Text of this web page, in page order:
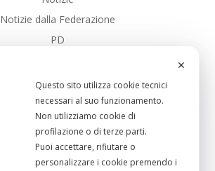
Notizie dalla Federazione
PD
SalarioMinimo
Sanita
Scuola Pubblica
Sistema-Portuale
UC_Bibbona
✕
Questo sito utilizza cookie tecnici
necessari al suo funzionamento.
Non utilizziamo cookie di
profilazione o di terze parti.
Puoi accettare, rifiutare o
personalizzare i cookie premendo i